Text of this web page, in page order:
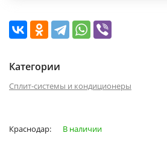
Категории
Сплит-системы и кондиционеры
Краснодар: В наличии